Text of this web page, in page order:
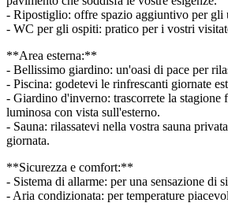
- Ripostiglio: offre spazio aggiuntivo per gli
- WC per gli ospiti: pratico per i vostri
**Area esterna:**
- Bellissimo giardino: un'oasi di pace per
- Piscina: godetevi le rinfrescanti giornate
- Giardino d'inverno: trascorrete la stagione
luminosa con vista sull'esterno.
- Sauna: rilassatevi nella vostra sauna
giornata.
**Sicurezza e comfort:**
- Sistema di allarme: per una sensazione di
- Aria condizionata: per temperature